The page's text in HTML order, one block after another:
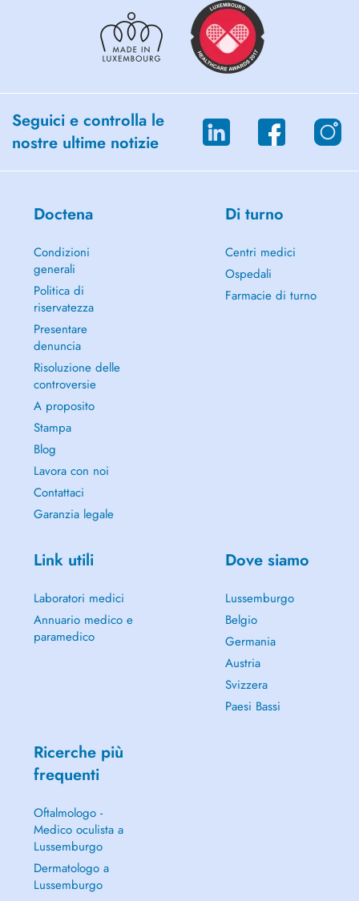
Seguici e controlla le
nostre ultime notizie
Doctena
Condizioni
generali
Politica di
riservatezza
Presentare
denuncia
Risoluzione delle
controversie
A proposito
Stampa
Blog
Lavora con noi
Contattaci
Garanzia legale
Di turno
Centri medici
Ospedali
Farmacie di turno
Link utili
Laboratori medici
Annuario medico e
paramedico
Dove siamo
Lussemburgo
Belgio
Germania
Austria
Svizzera
Paesi Bassi
Ricerche più
frequenti
Oftalmologo -
Medico oculista a
Lussemburgo
Dermatologo a
Lussemburgo